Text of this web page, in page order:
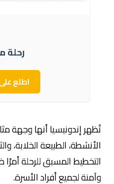
رحلة
اطلع
تُظهر إندونيسيا أنها وجهة
الأنشطة، الطبيعة الخلابة،
التخطيط المسبق للرحلة
وآمنة لجميع أفراد الأسرة.